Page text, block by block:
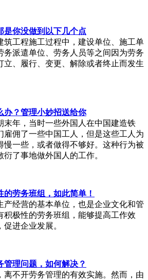
是你没做到以下几个点
筑工程施工过程中，建设单位、施工单
务派遣单位、劳务人员等之间因为劳务
立、履行、变更、解除或者终止而发生
办？管理小妙招送给你
末年，当时一些外国人在中国建造铁
雇佣了一些中国工人，但是这些工人为
慢一些，或者做得不够好。这种行为被
了事地做外国人的工作。
劳务班组，如此简单！
产经营的基本单位，也是企业文化和管
积极性的劳务班组，能够提高工作效
进企业发展。
管理问题，如何解决？
离不开劳务管理的有效实施。然而，由